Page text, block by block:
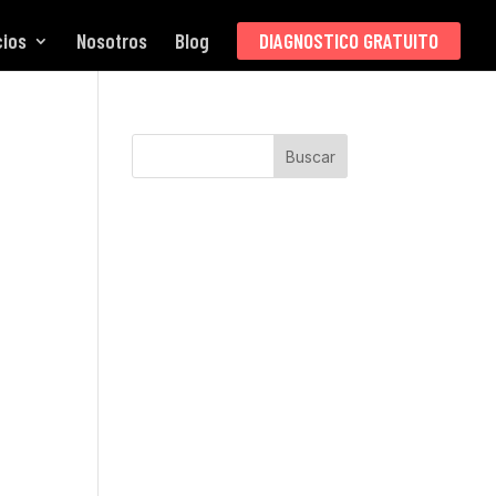
Nosotros Blog DIAGNOSTICO GRATUITO
Buscar